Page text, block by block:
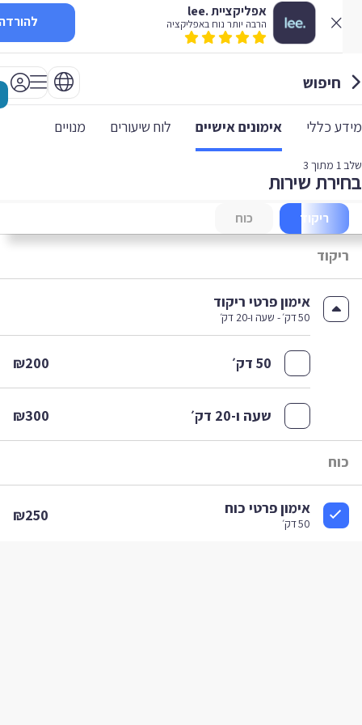
אפליקציית .lee
הרבה יותר נוח באפליקציה להורדה
חיפוש
כללי אימונים אישיים לוח שיעורים מנויים
1מתוך 3
שירות
ריקוד
אימון פרטי ריקוד
50 דק׳ - שעה ו-20 דק׳
50 דק׳ ₪200
שעה ו-20 דק׳ ₪300
אימון פרטי כוח
50 דק׳ ₪250